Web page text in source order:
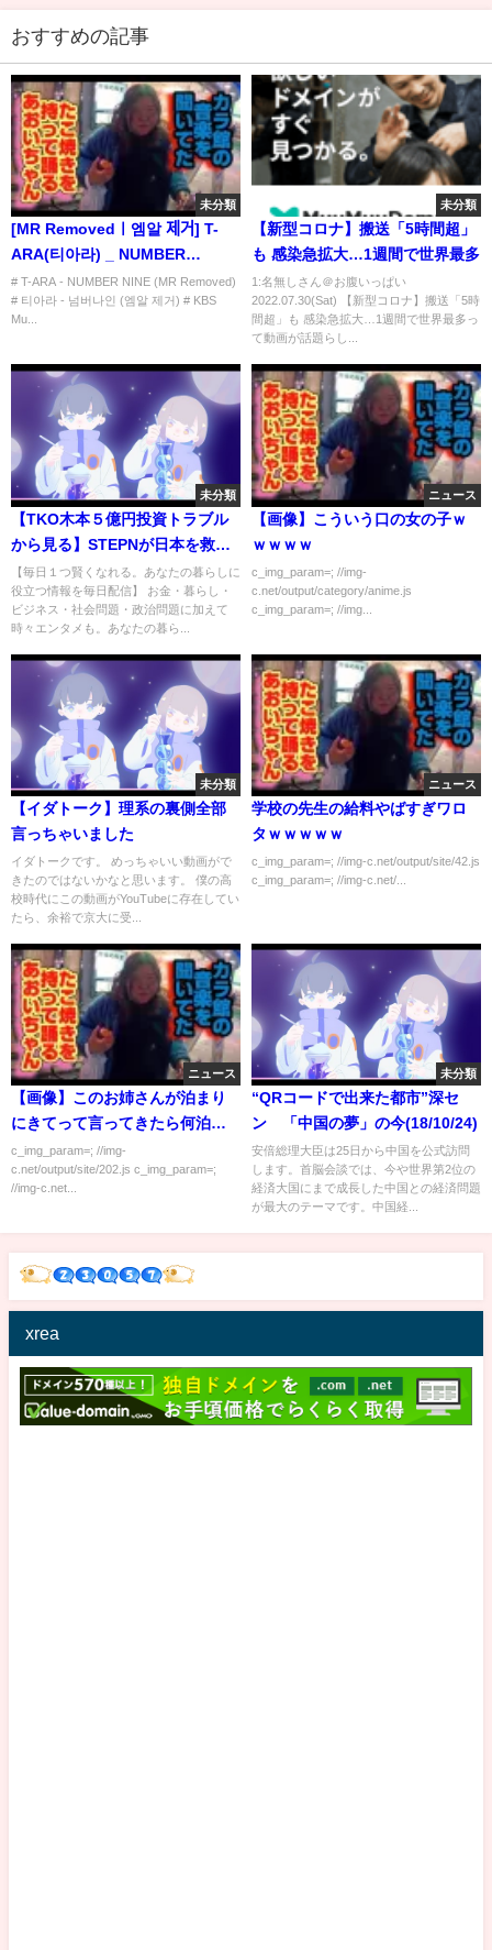
おすすめの記事
未分類
[MR Removedㅣ엠알 제거] T-
ARA(티아라) _ NUMBER
NINE(넘버나인) @ 131011 KBS
Music Bank
# T-ARA - NUMBER NINE (MR Removed)
# 티아라 - 넘버나인 (엠알 제거) # KBS
Mu...
未分類
【新型コロナ】搬送「5時間超」
も 感染急拡大…1週間で世界最多
1:名無しさん＠お腹いっぱい
2022.07.30(Sat) 【新型コロナ】搬送「5時
間超」も 感染急拡大…1週間で世界最多っ
て動画が話題らし...
未分類
【TKO木本５億円投資トラブル
から見る】STEPNが日本を救
う。●●だからSTEPNオワコンじ
ゃないです。ama 始め方 借
金 楽天 三木谷ホリエモンの
ろゆき 攻略
【毎日１つ賢くなれる。あなたの暮らしに
役立つ情報を毎日配信】 お金・暮らし・
ビジネス・社会問題・政治問題に加えて
時々エンタメも。あなたの暮ら...
ニュース
【画像】こういう口の女の子ｗ
ｗｗｗｗ
c_img_param=; //img-
c.net/output/category/anime.js
c_img_param=; //img...
未分類
【イダトーク】理系の裏側全部
言っちゃいました
イダトークです。 めっちゃいい動画がで
きたのではないかなと思います。 僕の高
校時代にこの動画がYouTubeに存在してい
たら、余裕で京大に受...
ニュース
学校の先生の給料やばすぎワロ
タｗｗｗｗｗ
c_img_param=; //img-c.net/output/site/42.js
c_img_param=; //img-c.net/...
ニュース
【画像】このお姉さんが泊まり
にきてって言ってきたら何泊す
る？
c_img_param=; //img-
c.net/output/site/202.js c_img_param=;
//img-c.net...
未分類
“QRコードで出来た都市”深セ
ン 「中国の夢」の今(18/10/24)
安倍総理大臣は25日から中国を公式訪問
します。首脳会談では、今や世界第2位の
経済大国にまで成長した中国との経済問題
が最大のテーマです。中国経...
xrea